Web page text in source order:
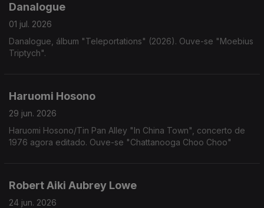
Danalogue
01 jul. 2026
Danalogue, álbum "Teleportations" (2026). Ouve-se "Moebius
Triptych".
Haruomi Hosono
29 jun. 2026
Haruomi Hosono/Tin Pan Alley "In China Town", concerto de
1976 agora editado. Ouve-se "Chattanooga Choo Choo"
Robert Aiki Aubrey Lowe
24 jun. 2026